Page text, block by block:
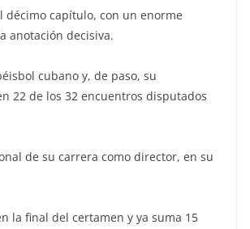
décimo capítulo, con un enorme
anotación decisiva.
cubano y, de paso, su
22 de los 32 encuentros disputados
de su carrera como director, en su
la final del certamen y ya suma 15